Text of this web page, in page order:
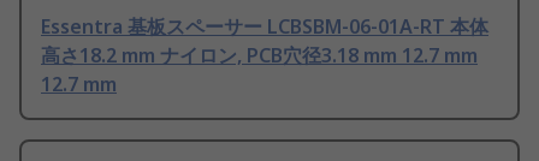
Essentra 基板スペーサー LCBSBM-06-01A-RT 本体
高さ18.2 mm ナイロン, PCB穴径3.18 mm 12.7 mm
12.7 mm